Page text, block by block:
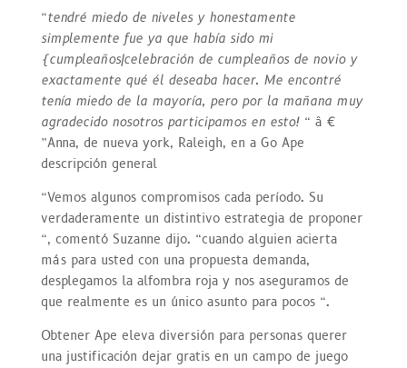
“tendré miedo de niveles y honestamente
simplemente fue ya que había sido mi
{cumpleaños|celebración de cumpleaños de novio y
exactamente qué él deseaba hacer. Me encontré
tenía miedo de la mayoría, pero por la mañana muy
agradecido nosotros participamos en esto! “ â €
”Anna, de nueva york, Raleigh, en a Go Ape
descripción general
“Vemos algunos compromisos cada período. Su
verdaderamente un distintivo estrategia de proponer
“, comentó Suzanne dijo. “cuando alguien acierta
más para usted con una propuesta demanda,
desplegamos la alfombra roja y nos aseguramos de
que realmente es un único asunto para pocos “.
Obtener Ape eleva diversión para personas querer
una justificación dejar gratis en un campo de juego